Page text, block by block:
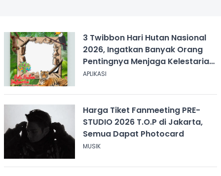
3 Twibbon Hari Hutan Nasional
2026, Ingatkan Banyak Orang
Pentingnya Menjaga Kelestarian
Hutan
APLIKASI
Harga Tiket Fanmeeting PRE-
STUDIO 2026 T.O.P di Jakarta,
Semua Dapat Photocard
MUSIK